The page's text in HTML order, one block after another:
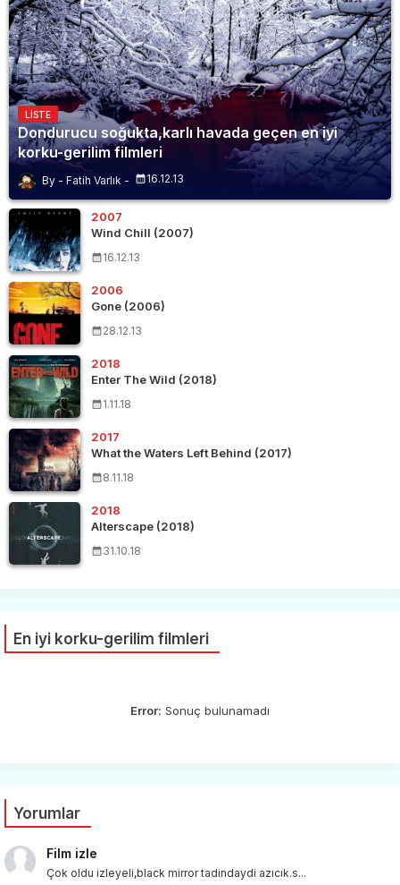
LISTE
Dondurucu soğukta,karlı havada geçen en iyi
korku-gerilim filmleri
Fatih Varlık 16.12.13
2007
Wind Chill (2007)
16.12.13
2006
Gone (2006)
28.12.13
2018
Enter The Wild (2018)
1.11.18
2017
What the Waters Left Behind (2017)
8.11.18
2018
Alterscape (2018)
31.10.18
En iyi korku-gerilim filmleri
Error: Sonuç bulunamadı
Yorumlar
Film izle
Çok oldu izleyeli,black mirror tadindaydi azıcık.s...